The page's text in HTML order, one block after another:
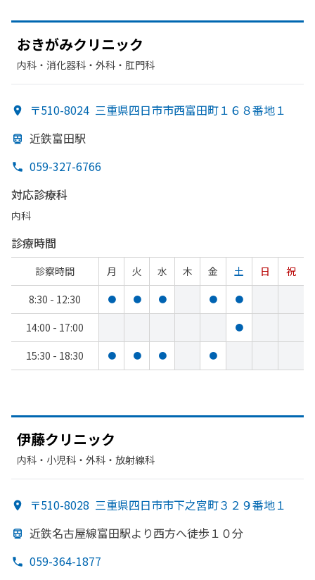
おきがみクリニック
内科・​消化器科・​外科・​肛門科
〒510-8024 三重県四日市市西富田町１６８番地１
近鉄富田駅
059-327-6766
対応診療科
内科
診療時間
診察時間 月 火 水 木 金 土 日
祝
8:30 - 12:30
● ● ● ● ●
14:00 - 17:00 ●
15:30 - 18:30 ● ● ● ●
伊藤クリニック
内科・​小児科・​外科・​放射線科
〒510-8028 三重県四日市市下之宮町３２９番地１
近鉄名古屋線富田駅より西方へ徒歩１０分
059-364-1877